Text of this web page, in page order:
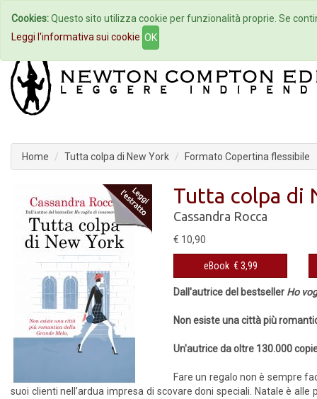
Home Autori Eventi
Home Tutta colpa di New York Formato Copertina flessibile
Tutta colpa di
Cassandra Rocca
€ 10,90
eBook € 3,99
Dall'autrice del bestseller Ho
Non esiste una città più
Un'autrice da oltre 130.000
Fare un regalo non è sempre
suoi clienti nell’ardua impresa di scovare doni speciali. Natale è
Cookies:Questo sito utilizza cookie per funzionalità proprie. Se
Leggi l'informativa sui cookie OK